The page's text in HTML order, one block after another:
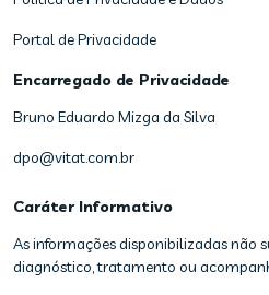
Portal de Privacidade
Encarregado de Privacidade
Bruno Eduardo Mizga da Silva
dpo@vitat.com.br
Caráter Informativo
As informações disponibilizadas não
diagnóstico, tratamento ou